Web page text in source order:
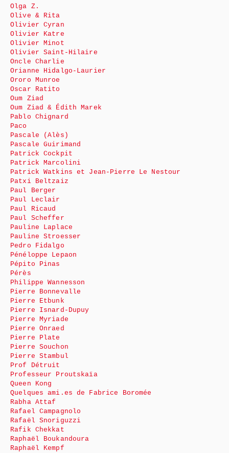
Olga Z.
Olive & Rita
Olivier Cyran
Olivier Katre
Olivier Minot
Olivier Saint-Hilaire
Oncle Charlie
Orianne Hidalgo-Laurier
Ororo Munroe
Oscar Ratito
Oum Ziad
Oum Ziad & Édith Marek
Pablo Chignard
Paco
Pascale (Alès)
Pascale Guirimand
Patrick Cockpit
Patrick Marcolini
Patrick Watkins et Jean-Pierre Le Nestour
Patxi Beltzaiz
Paul Berger
Paul Leclair
Paul Ricaud
Paul Scheffer
Pauline Laplace
Pauline Stroesser
Pedro Fidalgo
Pénéloppe Lepaon
Pépito Pinas
Pérès
Philippe Wannesson
Pierre Bonnevalle
Pierre Etbunk
Pierre Isnard-Dupuy
Pierre Myriade
Pierre Onraed
Pierre Plate
Pierre Souchon
Pierre Stambul
Prof Détruit
Professeur Proutskaïa
Queen Kong
Quelques ami.es de Fabrice Boromée
Rabha Attaf
Rafael Campagnolo
Rafaël Snoriguzzi
Rafik Chekkat
Raphaël Boukandoura
Raphaël Kempf